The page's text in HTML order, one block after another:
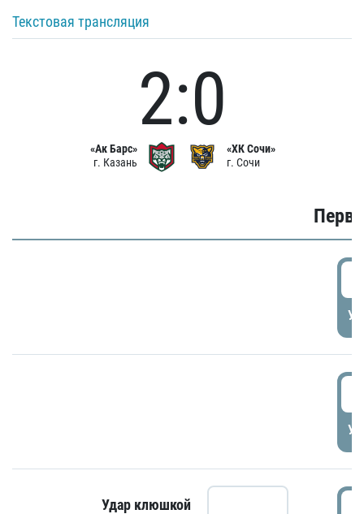
Текстовая трансляция
«Ак Барс»
г. Казань
2:0
«ХК Сочи»
г. Сочи
Удар клюшкой